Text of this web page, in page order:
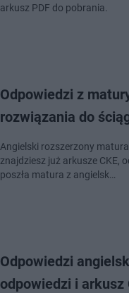
arkusz PDF do pobrania.
Odpowiedzi z
rozwiązania do
Angielski rozszerzony
znajdziesz już arkusze CKE,
poszła matura z angielsk…
Odpowiedzi
odpowiedzi i arkusz